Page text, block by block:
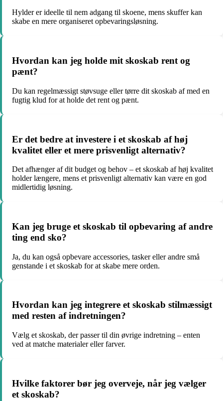
Hylder er ideelle til nem adgang til skoene, mens skuffer kan
skabe en mere organiseret opbevaringsløsning.
Hvordan kan jeg holde mit skoskab rent og
pænt?
Du kan regelmæssigt støvsuge eller tørre dit skoskab af med en
fugtig klud for at holde det rent og pænt.
Er det bedre at investere i et skoskab af høj
kvalitet eller et mere prisvenligt alternativ?
Det afhænger af dit budget og behov – et skoskab af høj kvalitet
holder længere, mens et prisvenligt alternativ kan være en god
midlertidig løsning.
Kan jeg bruge et skoskab til opbevaring af andre
ting end sko?
Ja, du kan også opbevare accessories, tasker eller andre små
genstande i et skoskab for at skabe mere orden.
Hvordan kan jeg integrere et skoskab stilmæssigt
med resten af indretningen?
Vælg et skoskab, der passer til din øvrige indretning – enten
ved at matche materialer eller farver.
Hvilke faktorer bør jeg overveje, når jeg vælger
et skoskab?